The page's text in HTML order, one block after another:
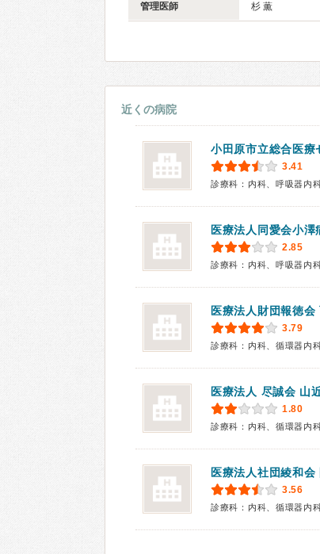
管理医師 杉 薫
近くの病院
小田原市立総合医療
3.41
医療法人同愛会小澤
2.85
医療法人財団報徳会
3.79
医療法人 尽誠会 山
1.80
医療法人社団綾和会
3.56
診療科：内科、循環器内